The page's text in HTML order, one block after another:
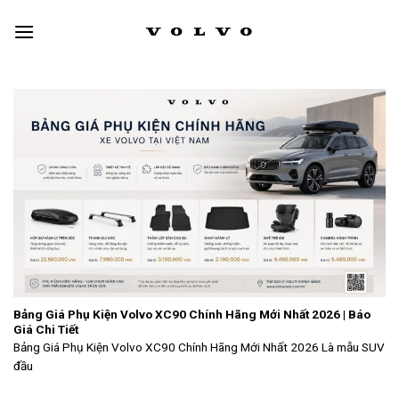
Bảng Giá Phụ Kiện Volvo XC90 Chính Hãng Mới Nhất 2026 | Báo
Giá Chi Tiết
Bảng Giá Phụ Kiện Volvo XC90 Chính Hãng Mới Nhất 2026 Là mẫu SUV
đầu